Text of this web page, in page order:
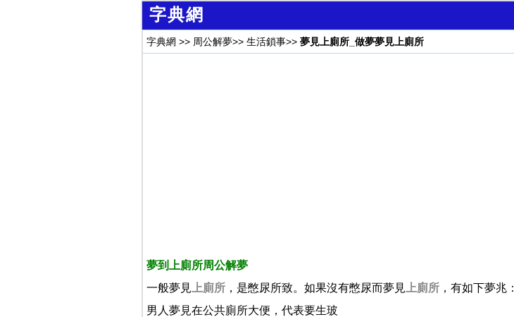
字典網
字典網 >> 周公解夢>> 生活鎖事>> 夢見上廁所_做夢夢見上廁所
夢到上廁所周公解夢
一般夢見 上廁所，是憋尿所致。如果沒有憋尿而夢見 上廁所，有如下夢兆：
男人夢見在公共廁所大便，代表要生玻